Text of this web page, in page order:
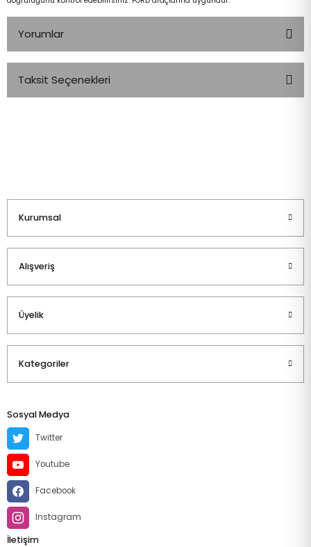
Yorumlar
Taksit Seçenekleri
Kurumsal
Alışveriş
Üyelik
Kategoriler
Sosyal Medya
Twitter
Youtube
Facebook
Instagram
İletişim